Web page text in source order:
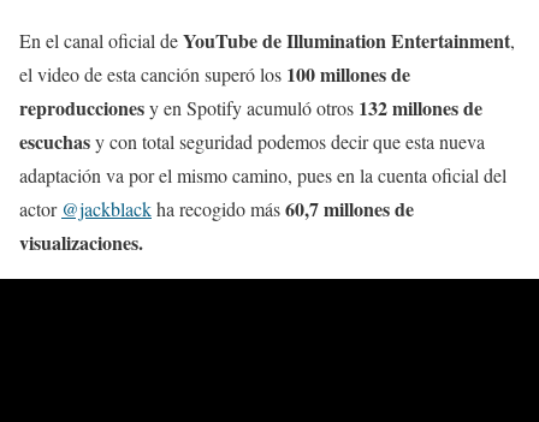
En el canal oficial deYouTube de Illumination Entertainment,
el video de esta canción superó los 100 millones de
reproduccionesy en Spotify acumuló otros 132 millones de
escuchasy con total seguridad podemos decir que esta nueva
adaptación va por el mismo camino, pues en la cuenta oficial del
actor @jackblackha recogido más60,7 millones de
visualizaciones.